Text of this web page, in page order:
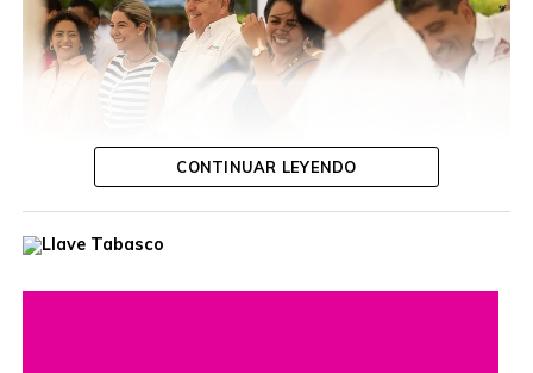
Ante autoridades de la empresa productiva, el presidente
CONTINUAR LEYENDO